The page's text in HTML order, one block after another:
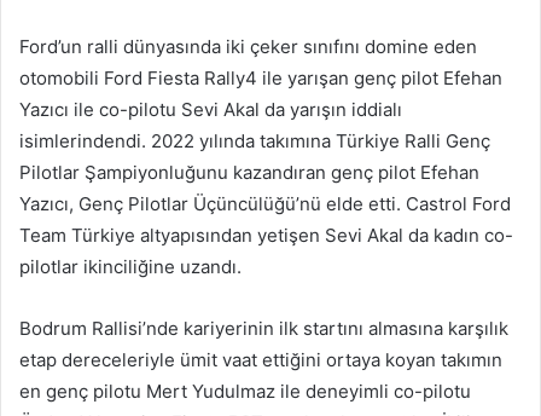
Ford’un ralli dünyasında iki çeker sınıfını domine eden
otomobili Ford Fiesta Rally4 ile yarışan genç pilot Efehan
Yazıcı ile co-pilotu Sevi Akal da yarışın iddialı
isimlerindendi. 2022 yılında takımına Türkiye Ralli Genç
Pilotlar Şampiyonluğunu kazandıran genç pilot Efehan
Yazıcı, Genç Pilotlar Üçüncülüğü’nü elde etti. Castrol Ford
Team Türkiye altyapısından yetişen Sevi Akal da kadın co-
pilotlar ikinciliğine uzandı.
Bodrum Rallisi’nde kariyerinin ilk startını almasına karşılık
etap dereceleriyle ümit vaat ettiğini ortaya koyan takımın
en genç pilotu Mert Yudulmaz ile deneyimli co-pilotu